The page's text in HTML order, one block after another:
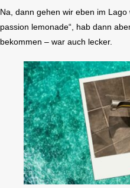
Na, dann gehen wir eben im
passion lemonade“, hab dann
bekommen – war auch lecker.